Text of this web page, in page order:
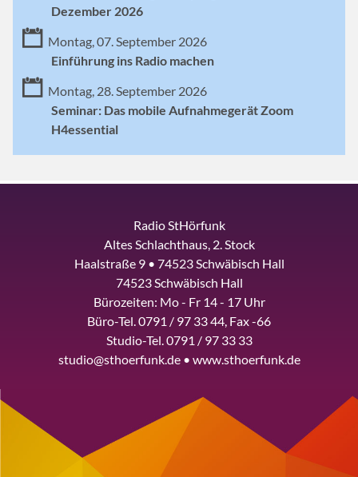
Dezember 2026
Montag, 07. September 2026
Einführung ins Radio machen
Montag, 28. September 2026
Seminar: Das mobile Aufnahmegerät Zoom
H4essential
Radio StHörfunk
Altes Schlachthaus, 2. Stock
Haalstraße 9 • 74523 Schwäbisch Hall
74523 Schwäbisch Hall
Bürozeiten: Mo - Fr 14 - 17 Uhr
Büro-Tel. 0791 / 97 33 44, Fax -66
Studio-Tel. 0791 / 97 33 33
studio@sthoerfunk.de • www.sthoerfunk.de